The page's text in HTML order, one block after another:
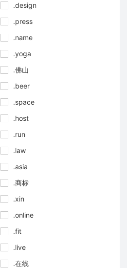
.design
.press
.name
.yoga
.佛山
.beer
.space
.host
.run
.law
.asia
.商标
.xin
.online
.fit
.live
.在线